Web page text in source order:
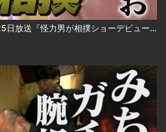
オズブラウン #89 1月25日放送『怪力男が相撲ショーデビュー⁉ みちおの怪力、お貸しします』